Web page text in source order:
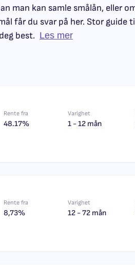
man kan samle smålån, eller
får du svar på her. Stor guide
best. Les mer
Rente fra
48.17%
Varighet
1 - 12 mån
Rente fra
8,73%
Varighet
12 - 72 mån